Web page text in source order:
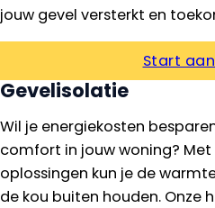
jouw gevel versterkt en
Start
Gevelisolatie
Wil je energiekosten
comfort in jouw woning?
oplossingen kun je de
de kou buiten houden.